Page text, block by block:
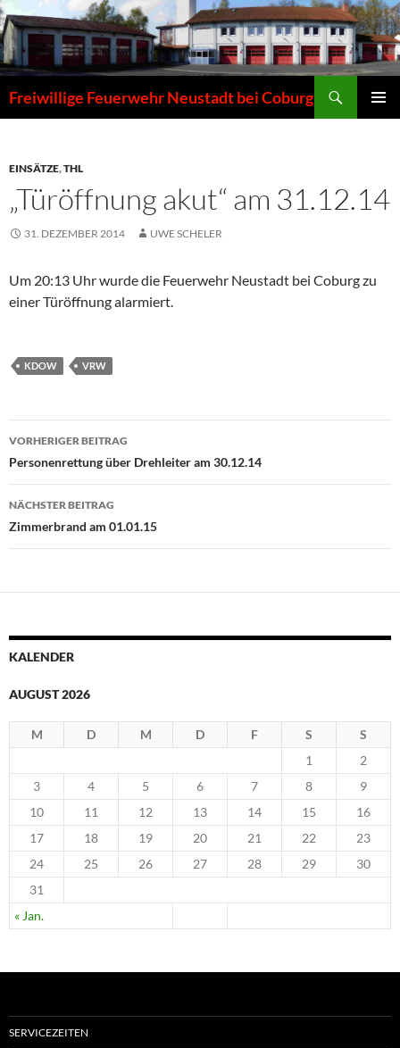
Zum
Inhalt
springen
Freiwillige Feuerwehr Neustadt bei Coburg
EINSÄTZE,THL
„Türöffnung akut“ am 31.12.14
31. DEZEMBER 2014 UWE SCHELER
Um 20:13 Uhr wurde die Feuerwehr Neustadt bei Coburg zu
einer Türöffnung alarmiert.
KDOW VRW
Beitragsnavigation
VORHERIGER BEITRAG
Personenrettung über Drehleiter am 30.12.14
NÄCHSTER BEITRAG
Zimmerbrand am 01.01.15
KALENDER
AUGUST 2026
M D M D F S S
« Jan.
1
2
3
4 5 6 7 8
9
10
11 12 13 14 15
16
17
18 19 20 21 22
23
24
25 26 27 28 29
30
31
SERVICEZEITEN